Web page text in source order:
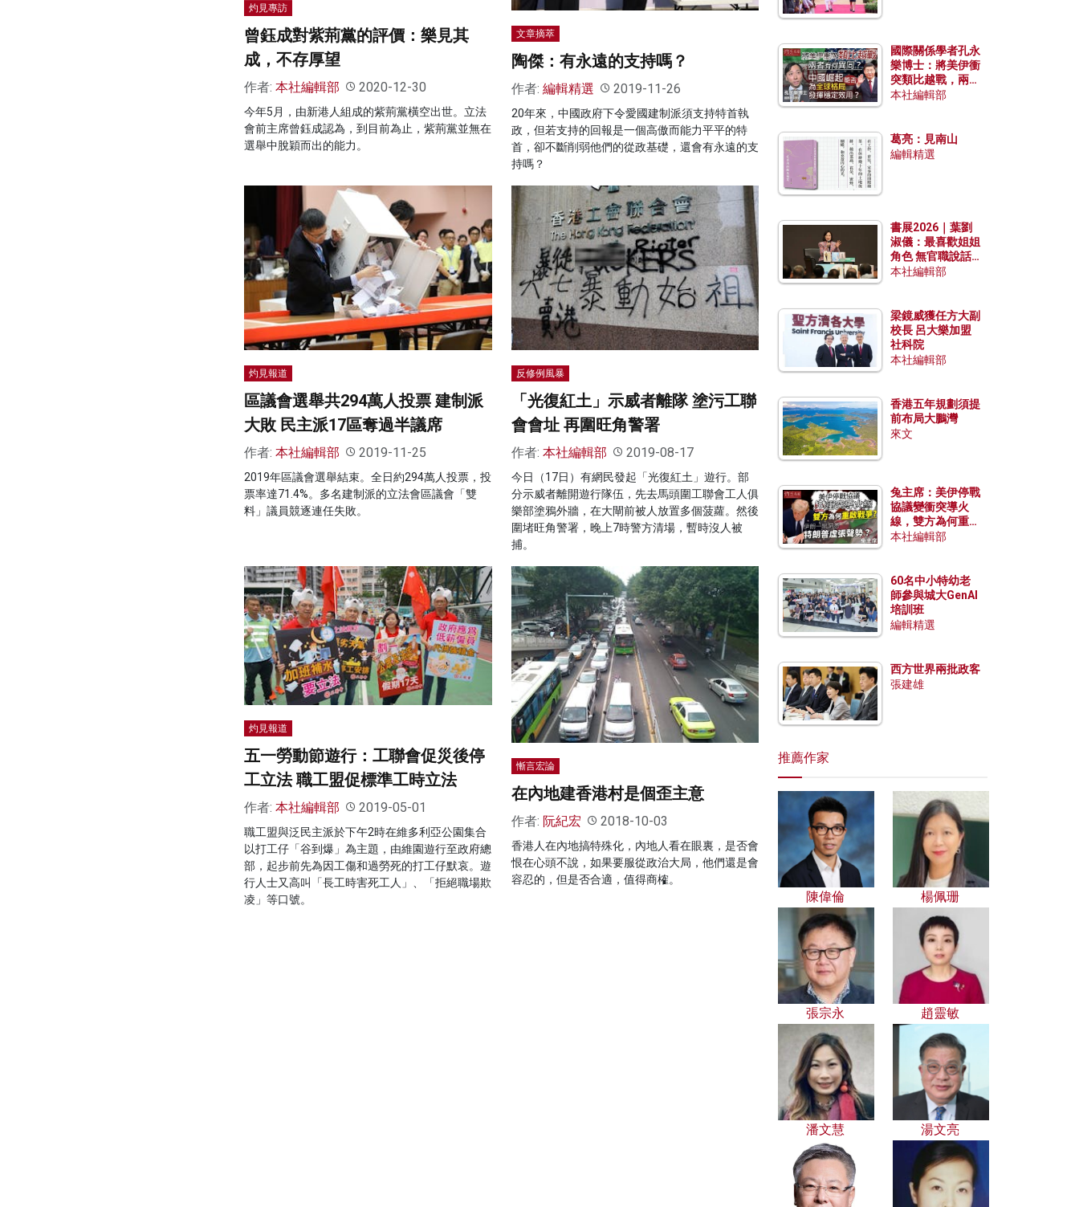
灼見專訪
曾鈺成對紫荊黨的評價：樂見其
成，不存厚望
作者: 本社編輯部 2020-12-30
今年5月，由新港人組成的紫荊黨橫空出世。立法
會前主席曾鈺成認為，到目前為止，紫荊黨並無在
選舉中脫穎而出的能力。
文章摘萃
陶傑：有永遠的支持嗎？
作者: 編輯精選 2019-11-26
20年來，中國政府下令愛國建制派須支持特首執
政，但若支持的回報是一個高傲而能力平平的特
首，卻不斷削弱他們的從政基礎，還會有永遠的支
持嗎？
灼見報道
區議會選舉共294萬人投票 建制派
大敗 民主派17區奪過半議席
作者: 本社編輯部 2019-11-25
2019年區議會選舉結束。全日約294萬人投票，投
票率達71.4%。多名建制派的立法會區議會「雙
料」議員競逐連任失敗。
反修例風暴
「光復紅土」示威者離隊 塗污工聯
會會址 再圍旺角警署
作者: 本社編輯部 2019-08-17
今日（17日）有網民發起「光復紅土」遊行。部
分示威者離開遊行隊伍，先去馬頭圍工聯會工人俱
樂部塗鴉外牆，在大閘前被人放置多個菠蘿。然後
圍堵旺角警署，晚上7時警方清場，暫時沒人被
捕。
灼見報道
五一勞動節遊行：工聯會促災後停
工立法 職工盟促標準工時立法
作者: 本社編輯部 2019-05-01
職工盟與泛民主派於下午2時在維多利亞公園集合
以打工仔「谷到爆」為主題，由維園遊行至政府總
部，起步前先為因工傷和過勞死的打工仔默哀。遊
行人士又高叫「長工時害死工人」、「拒絕職場欺
凌」等口號。
慚言宏論
在內地建香港村是個歪主意
作者: 阮紀宏 2018-10-03
香港人在內地搞特殊化，內地人看在眼裏，是否會
恨在心頭不說，如果要服從政治大局，他們還是會
容忍的，但是否合適，值得商榷。
國際關係學者孔永
樂博士：將美伊衝
突類比越戰，兩者
有何異同？中國崛
本社編輯部
葛亮：見南山
編輯精選
書展2026｜葉劉
淑儀：最喜歡姐姐
角色 無官職說話
包袱少
本社編輯部
梁鏡威獲任方大副
校長 呂大樂加盟
社科院
本社編輯部
香港五年規劃須提
前布局大鵬灣
來文
兔主席：美伊停戰
協議變衝突導火
線，雙方為何重啟
戰爭？伊朗一早洞
本社編輯部
60名中小特幼老
師參與城大GenAI
培訓班
編輯精選
西方世界兩批政客
張建雄
推薦作家
陳偉倫 楊佩珊
張宗永 趙靈敏
潘文慧 湯文亮